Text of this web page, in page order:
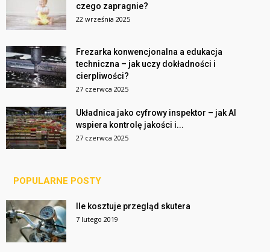
czego zapragnie?
22 września 2025
Frezarka konwencjonalna a edukacja
techniczna – jak uczy dokładności i
cierpliwości?
27 czerwca 2025
Układnica jako cyfrowy inspektor – jak AI
wspiera kontrolę jakości i...
27 czerwca 2025
POPULARNE POSTY
Ile kosztuje przegląd skutera
7 lutego 2019